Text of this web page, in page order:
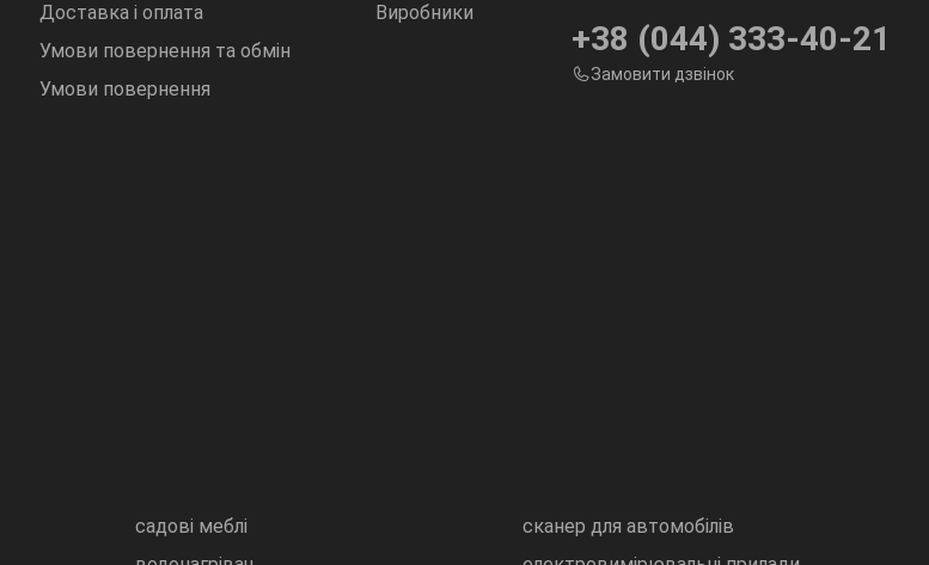
Доставка і оплата
Умови повернення та обмін
Умови повернення
Виробники
+38 (044) 333-40-21
Замовити дзвінок
садові меблі
сканер для автомобілів